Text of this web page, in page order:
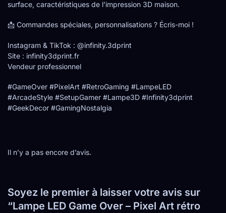
surface, caractéristiques de l’impression 3D maison.
📩 Commandes spéciales, personnalisations ? Écris-moi !
Instagram & TikTok : @infinity.3dprint
Site : infinity3dprint.fr
Vendeur professionnel
#GameOver #PixelArt #RetroGaming #LampeLED
#ArcadeStyle #SetupGamer #Lampe3D #Infinity3dprint
#GeekDecor #GamingNostalgia
Il n’y a pas encore d’avis.
Soyez le premier à laisser votre avis sur
“Lampe LED Game Over – Pixel Art rétro